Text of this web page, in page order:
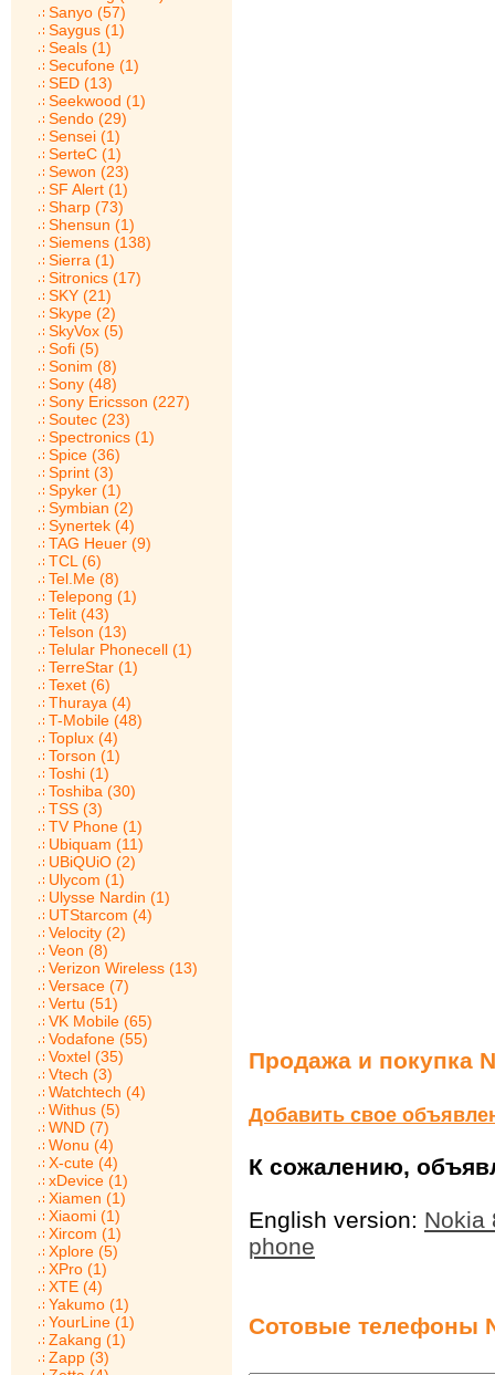
Sanyo (57)
Saygus (1)
Seals (1)
Secufone (1)
SED (13)
Seekwood (1)
Sendo (29)
Sensei (1)
SerteC (1)
Sewon (23)
SF Alert (1)
Sharp (73)
Shensun (1)
Siemens (138)
Sierra (1)
Sitronics (17)
SKY (21)
Skype (2)
SkyVox (5)
Sofi (5)
Sonim (8)
Sony (48)
Sony Ericsson (227)
Soutec (23)
Spectronics (1)
Spice (36)
Sprint (3)
Spyker (1)
Symbian (2)
Synertek (4)
TAG Heuer (9)
TCL (6)
Tel.Me (8)
Telepong (1)
Telit (43)
Telson (13)
Telular Phonecell (1)
TerreStar (1)
Texet (6)
Thuraya (4)
T-Mobile (48)
Toplux (4)
Torson (1)
Toshi (1)
Toshiba (30)
TSS (3)
TV Phone (1)
Ubiquam (11)
UBiQUiO (2)
Ulycom (1)
Ulysse Nardin (1)
UTStarcom (4)
Velocity (2)
Veon (8)
Verizon Wireless (13)
Versace (7)
Vertu (51)
VK Mobile (65)
Vodafone (55)
Voxtel (35)
Vtech (3)
Watchtech (4)
Withus (5)
WND (7)
Wonu (4)
X-cute (4)
xDevice (1)
Xiamen (1)
Xiaomi (1)
Xircom (1)
Xplore (5)
XPro (1)
XTE (4)
Yakumo (1)
YourLine (1)
Zakang (1)
Zapp (3)
Продажа и покупка
Добавить свое
К сожалению,
English version: Nokia
phone
Сотовые телефоны